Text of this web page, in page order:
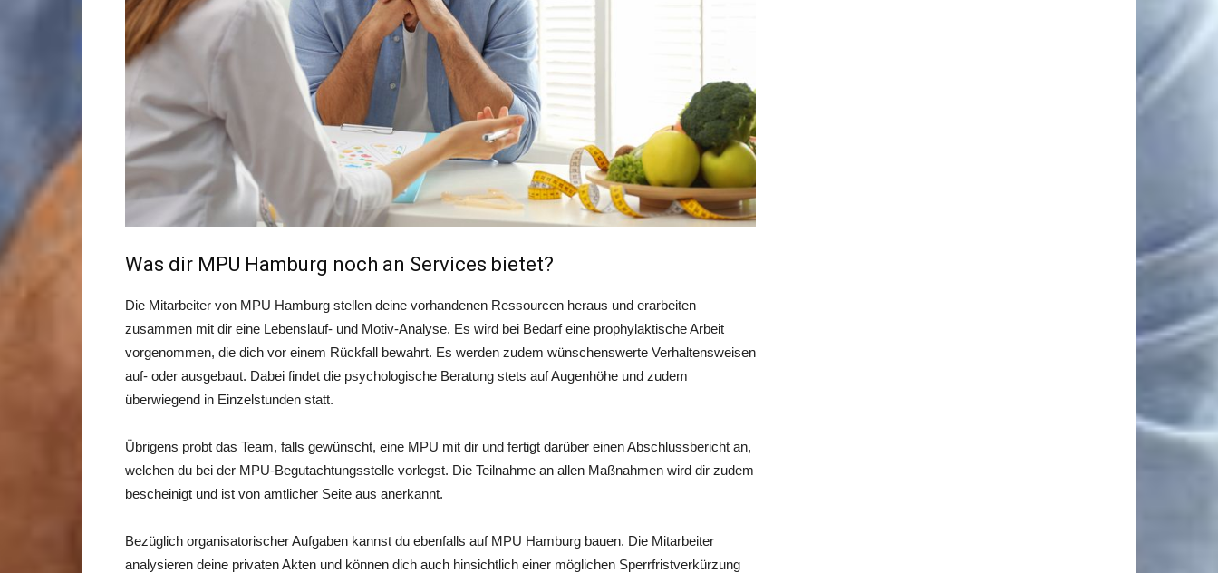
Was dir MPU Hamburg noch an Services bietet?
Die Mitarbeiter von MPU Hamburg stellen deine vorhandenen Ressourcen heraus und erarbeiten
zusammen mit dir eine Lebenslauf- und Motiv-Analyse. Es wird bei Bedarf eine prophylaktische Arbeit
vorgenommen, die dich vor einem Rückfall bewahrt. Es werden zudem wünschenswerte Verhaltensweisen
auf- oder ausgebaut. Dabei findet die psychologische Beratung stets auf Augenhöhe und zudem
überwiegend in Einzelstunden statt.
Übrigens probt das Team, falls gewünscht, eine MPU mit dir und fertigt darüber einen Abschlussbericht an,
welchen du bei der MPU-Begutachtungsstelle vorlegst. Die Teilnahme an allen Maßnahmen wird dir zudem
bescheinigt und ist von amtlicher Seite aus anerkannt.
Bezüglich organisatorischer Aufgaben kannst du ebenfalls auf MPU Hamburg bauen. Die Mitarbeiter
analysieren deine privaten Akten und können dich auch hinsichtlich einer möglichen Sperrfristverkürzung